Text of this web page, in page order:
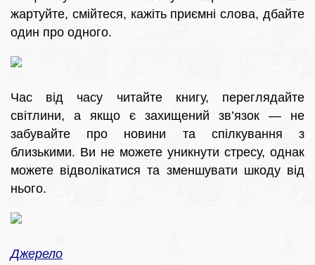
жартуйте, смійтеся, кажіть приємні слова, дбайте
один про одного.
Час від часу читайте книгу, переглядайте
світлини, а якщо є захищений зв’язок — не
забувайте про новини та спілкування з
близькими. Ви не можете уникнути стресу, однак
можете відволікатися та зменшувати шкоду від
нього.
Джерело